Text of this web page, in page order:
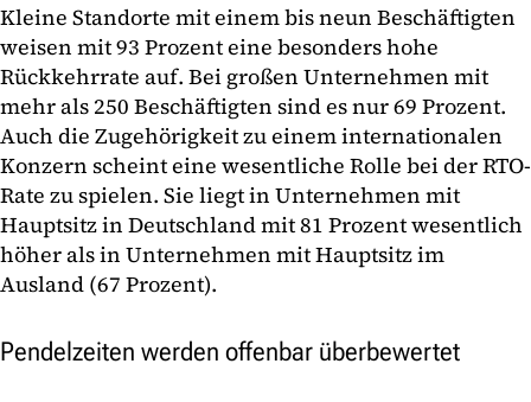
Kleine Standorte mit einem bis neun Beschäftigten
weisen mit 93 Prozent eine besonders hohe
Rückkehrrate auf. Bei großen Unternehmen mit
mehr als 250 Beschäftigten sind es nur 69 Prozent.
Auch die Zugehörigkeit zu einem internationalen
Konzern scheint eine wesentliche Rolle bei der RTO-
Rate zu spielen. Sie liegt in Unternehmen mit
Hauptsitz in Deutschland mit 81 Prozent wesentlich
höher als in Unternehmen mit Hauptsitz im
Ausland (67 Prozent).
Pendelzeiten werden offenbar überbewertet